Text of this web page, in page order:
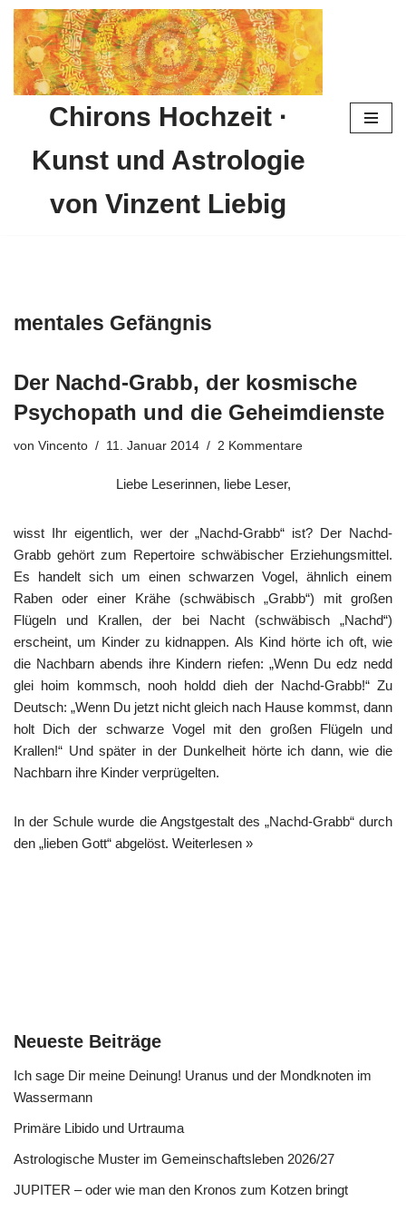
Zum
Inhalt
springen
Chirons Hochzeit ·
Kunst und Astrologie
von Vinzent Liebig
mentales Gefängnis
Der Nachd-Grabb, der kosmische
Psychopath und die Geheimdienste
von Vincento 11. Januar 2014 2 Kommentare
Liebe Leserinnen, liebe Leser,
wisst Ihr eigentlich, wer der „Nachd-Grabb“ ist? Der Nachd-
Grabb gehört zum Repertoire schwäbischer Erziehungsmittel.
Es handelt sich um einen schwarzen Vogel, ähnlich einem
Raben oder einer Krähe (schwäbisch „Grabb“) mit großen
Flügeln und Krallen, der bei Nacht (schwäbisch „Nachd“)
erscheint, um Kinder zu kidnappen. Als Kind hörte ich oft, wie
die Nachbarn abends ihre Kindern riefen: „Wenn Du edz nedd
glei hoim kommsch, nooh holdd dieh der Nachd-Grabb!“ Zu
Deutsch: „Wenn Du jetzt nicht gleich nach Hause kommst, dann
holt Dich der schwarze Vogel mit den großen Flügeln und
Krallen!“ Und später in der Dunkelheit hörte ich dann, wie die
Nachbarn ihre Kinder verprügelten.
In der Schule wurde die Angstgestalt des „Nachd-Grabb“ durch
den „lieben Gott“ abgelöst. Weiterlesen »
Neueste Beiträge
Ich sage Dir meine Deinung! Uranus und der Mondknoten im
Wassermann
Primäre Libido und Urtrauma
Astrologische Muster im Gemeinschaftsleben 2026/27
JUPITER – oder wie man den Kronos zum Kotzen bringt